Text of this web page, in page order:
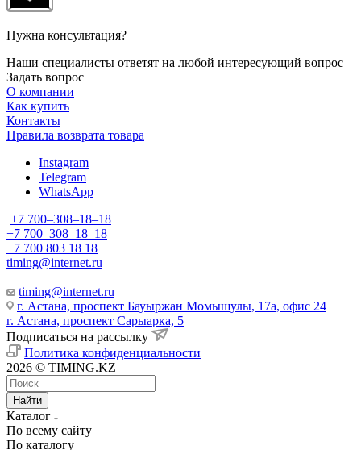
Нужна консультация?
Наши специалисты ответят на любой интересующий вопрос
Задать вопрос
О компании
Как купить
Контакты
Правила возврата товара
Instagram
Telegram
WhatsApp
+7 700‒308‒18‒18
+7 700‒308‒18‒18
+7 700 803 18 18
timing@internet.ru
timing@internet.ru
г. Астана, проспект Бауыржан Момышулы, 17а, офис 24
г. Астана, проспект Сарыарка, 5
Подписаться на рассылку
Политика конфиденциальности
2026 © TIMING.KZ
Найти
Каталог
По всему сайту
По каталогу